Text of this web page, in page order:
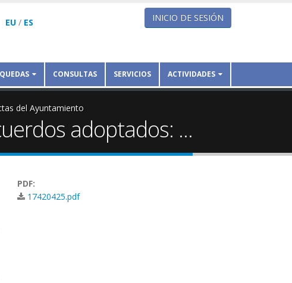
EU / ES INICIO DE SESIÓN
CONSULTAS SERVICIOS ACTIVIDADES
del Ayuntamiento
adoptados: ...
PDF:
17420425.pdf